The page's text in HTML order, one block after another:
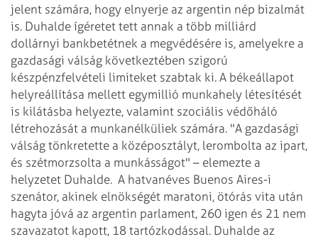
jelent számára, hogy elnyerje az argentin nép bizalmát
is. Duhalde ígéretet tett annak a több milliárd
dollárnyi bankbetétnek a megvédésére is, amelyekre a
gazdasági válság következtében szigorú
készpénzfelvételi limiteket szabtak ki. A békeállapot
helyreállítása mellett egymillió munkahely létesítését
is kilátásba helyezte, valamint szociális védőháló
létrehozását a munkanélküliek számára. "A gazdasági
válság tönkretette a középosztályt, lerombolta az ipart,
és szétmorzsolta a munkásságot" – elemezte a
helyzetet Duhalde. A hatvanéves Buenos Aires-i
szenátor, akinek elnökségét maratoni, ötórás vita után
hagyta jóvá az argentin parlament, 260 igen és 21 nem
szavazatot kapott, 18 tartózkodással. Duhalde az